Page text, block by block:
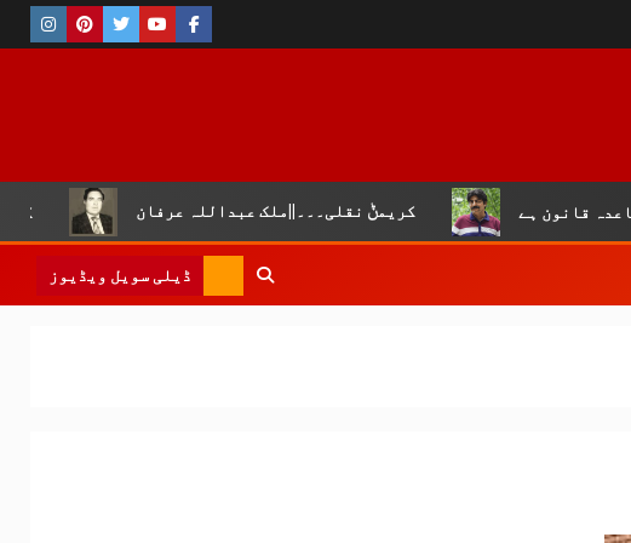
کروڑ لال عیسن کریمݨ نقلی۔۔۔||ملک عبداللہ عرفان
ڈیلی سویل ویڈیوز